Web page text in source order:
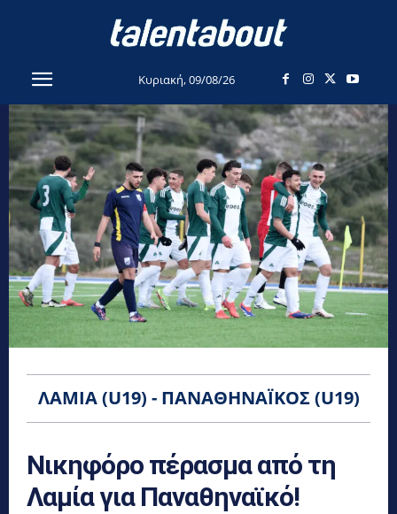
Κυριακή, 09/08/26
ΛΑΜΊΑ (U19) - ΠΑΝΑΘΗΝΑΪΚΌΣ (U19)
Νικηφόρο πέρασμα από τη
Λαμία για Παναθηναϊκό!